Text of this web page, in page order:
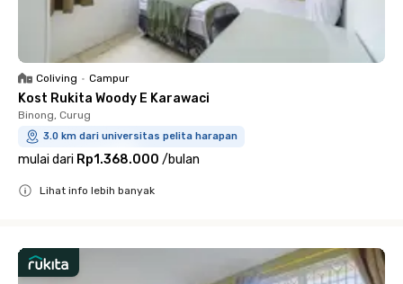
Coliving • Campur
Kost Rukita Woody E Karawaci
Binong, Curug
3.0 km dari universitas pelita harapan
mulai dari Rp1.368.000 /bulan
Lihat info lebih banyak